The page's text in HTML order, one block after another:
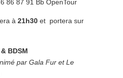
86 87 91 Bb OpenTour
à 21h30 et portera sur
BDSM
par Gala Fur et Le